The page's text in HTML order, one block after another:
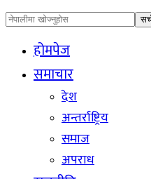
होमपेज
समाचार
देश
अन्तर्राष्ट्रिय
समाज
अपराध